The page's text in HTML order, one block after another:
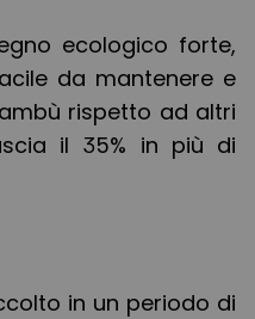
ecologico forte,
da mantenere e
rispetto ad altri
il 35% in più di
in un periodo di